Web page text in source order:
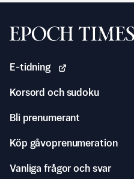
Svenska Epoch Times
E-tidning
Korsord och sudoku
Bli prenumerant
Köp gåvoprenumeration
Vanliga frågor och svar